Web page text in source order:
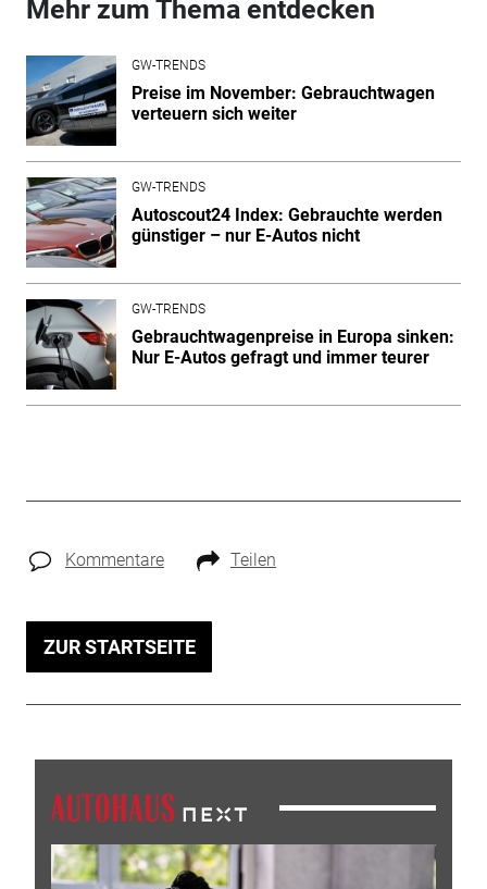
Mehr zum Thema entdecken
GW-TRENDS
Preise im November: Gebrauchtwagen
verteuern sich weiter
GW-TRENDS
Autoscout24 Index: Gebrauchte werden
günstiger – nur E-Autos nicht
GW-TRENDS
Gebrauchtwagenpreise in Europa sinken:
Nur E-Autos gefragt und immer teurer
Kommentare Teilen
ZUR STARTSEITE